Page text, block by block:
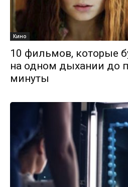
Кино
10 фильмов, которые
на одном дыхании до
минуты